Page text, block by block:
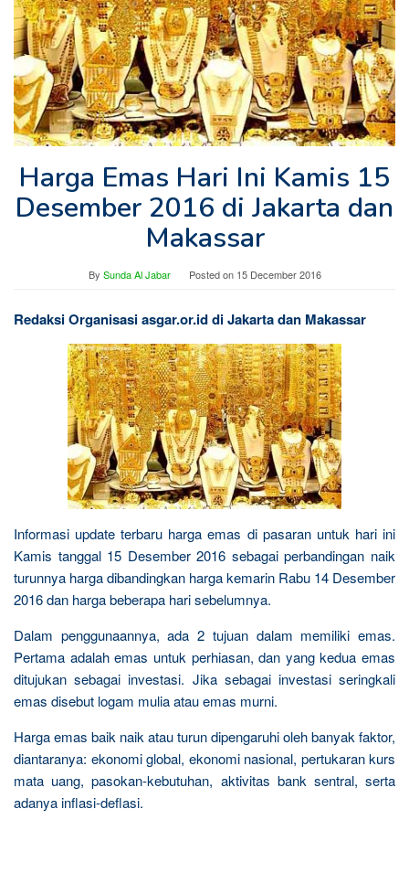
Harga Emas Hari Ini Kamis 15
Desember 2016 di Jakarta dan
Makassar
By Sunda Al Jabar Posted on 15 December 2016
Redaksi Organisasi asgar.or.id di Jakarta dan Makassar
Informasi update terbaru harga emas di pasaran untuk hari ini
Kamis tanggal 15 Desember 2016 sebagai perbandingan naik
turunnya harga dibandingkan harga kemarin Rabu 14 Desember
2016 dan harga beberapa hari sebelumnya.
Dalam penggunaannya, ada 2 tujuan dalam memiliki emas.
Pertama adalah emas untuk perhiasan, dan yang kedua emas
ditujukan sebagai investasi. Jika sebagai investasi seringkali
emas disebut logam mulia atau emas murni.
Harga emas baik naik atau turun dipengaruhi oleh banyak faktor,
diantaranya: ekonomi global, ekonomi nasional, pertukaran kurs
mata uang, pasokan-kebutuhan, aktivitas bank sentral, serta
adanya inflasi-deflasi.